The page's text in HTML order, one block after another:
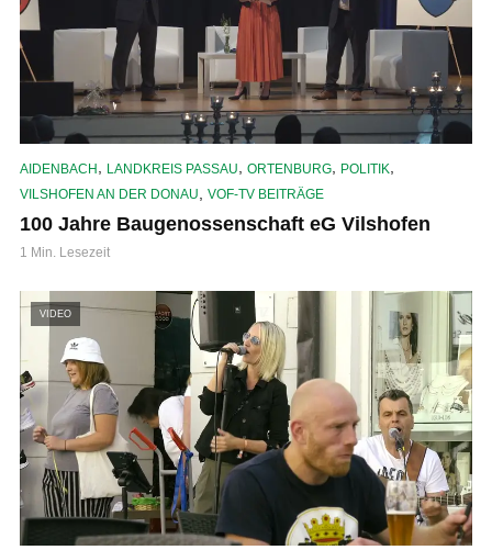
AIDENBACH, LANDKREIS PASSAU, ORTENBURG, POLITIK,
VILSHOFEN AN DER DONAU VOF-TV BEITRÄGE
100 Jahre Baugenossenschaft eG Vilshofen
1 Min. Lesezeit
VIDEO